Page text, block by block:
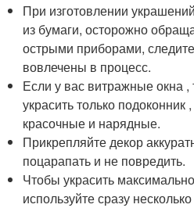
При изготовлении
из бумаги, осторожно
острыми приборами,
вовлечены в процесс.
Если у вас витражные окна
украсить только подоконник
красочные и нарядные.
Прикрепляйте декор
поцарапать и не повредить.
Чтобы украсить
используйте сразу